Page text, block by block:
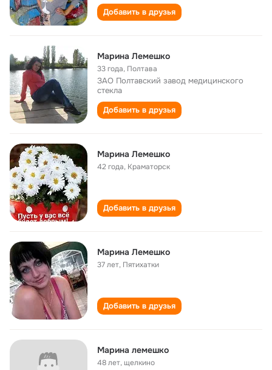
Добавить в друзья
Марина Лемешко
33 года, Полтава
ЗАО Полтавский завод медицинского
стекла
Добавить в друзья
Марина Лемешко
42 года, Краматорск
Добавить в друзья
Марина Лемешко
37 лет, Пятихатки
Добавить в друзья
Марина лемешко
48 лет,щелкино